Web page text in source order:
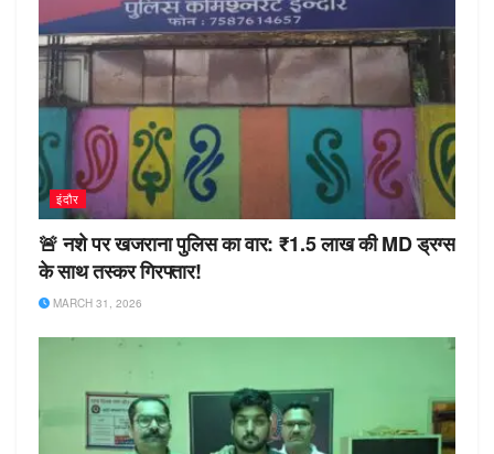
इंदौर
🚨 नशे पर खजराना पुलिस का वार: ₹1.5 लाख की MD ड्रग्स
के साथ तस्कर गिरफ्तार!
MARCH 31, 2026